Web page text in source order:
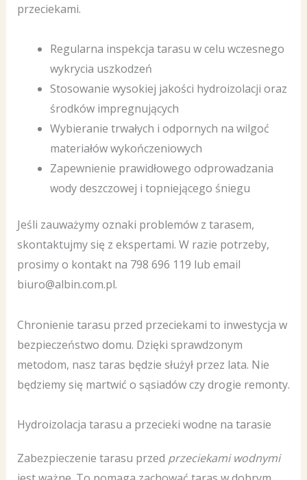
przeciekami.
Regularna inspekcja tarasu w celu wczesnego
wykrycia uszkodzeń
Stosowanie wysokiej jakości hydroizolacji oraz
środków impregnujących
Wybieranie trwałych i odpornych na wilgoć
materiałów wykończeniowych
Zapewnienie prawidłowego odprowadzania
wody deszczowej i topniejącego śniegu
Jeśli zauważymy oznaki problemów z tarasem,
skontaktujmy się z ekspertami. W razie potrzeby,
prosimy o kontakt na 798 696 119 lub email
biuro@albin.com.pl.
Chronienie tarasu przed przeciekami to inwestycja w
bezpieczeństwo domu. Dzięki sprawdzonym
metodom, nasz taras będzie służył przez lata. Nie
będziemy się martwić o sąsiadów czy drogie remonty.
Hydroizolacja tarasu a przecieki wodne na tarasie
Zabezpieczenie tarasu przed przeciekami wodnymi